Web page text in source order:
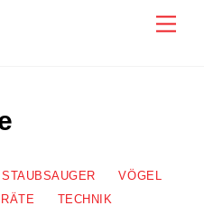
VÖGEL
TECHNIK